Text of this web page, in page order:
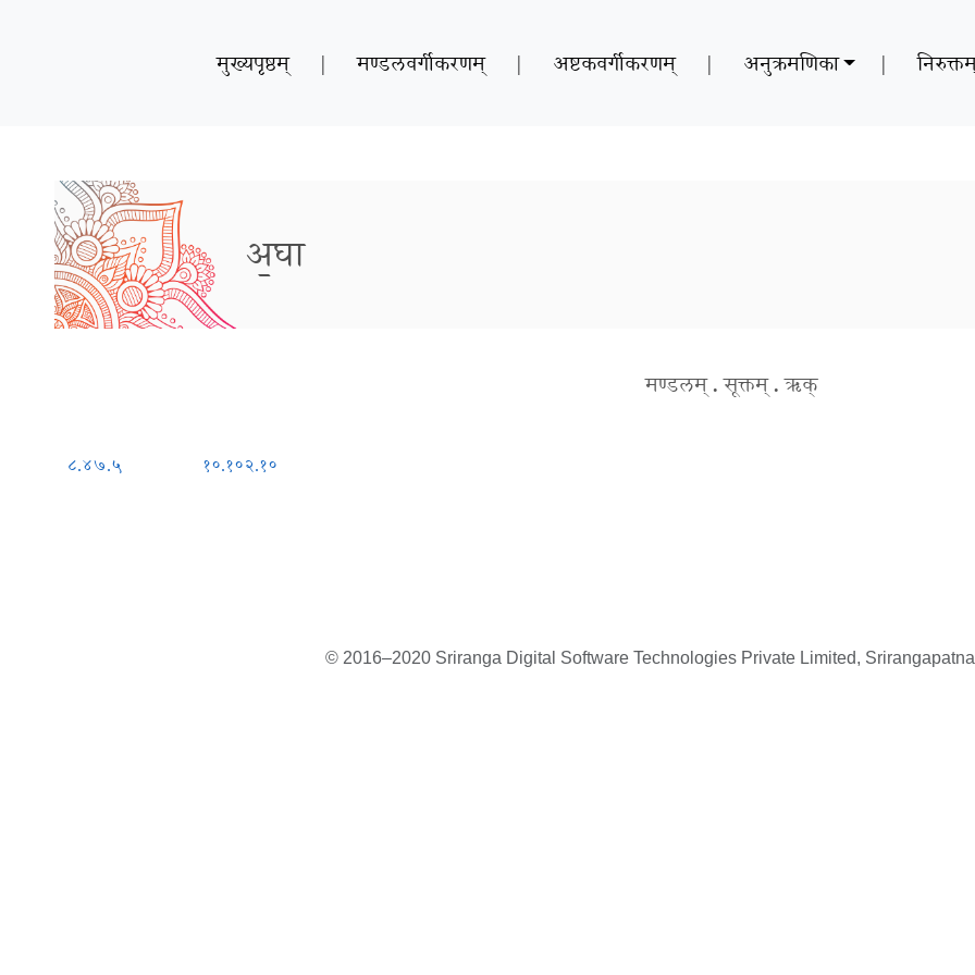
मुख्यपृष्ठम् | मण्डलवर्गीकरणम् | अष्टकवर्गीकरणम् | अनुक्रमणिका |
अ॒घा
मण्डलम् . सूक्तम् . ऋक्
८.४७.५ १०.१०२.१०
© 2016–2020 Sriranga Digital Software Technologies Private Limited,